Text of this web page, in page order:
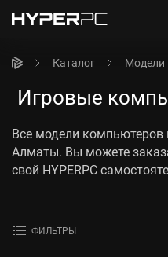
Каталог Модели
Игровые
Все модели компьютеров
Алматы. Вы можете
свой HYPERPC
ФИЛЬТРЫ